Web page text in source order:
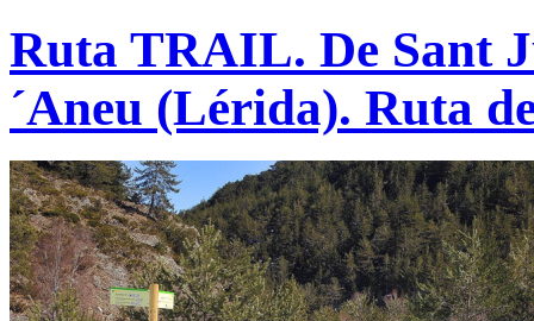
Ruta TRAIL. De Sant
´Aneu (Lérida). Ruta